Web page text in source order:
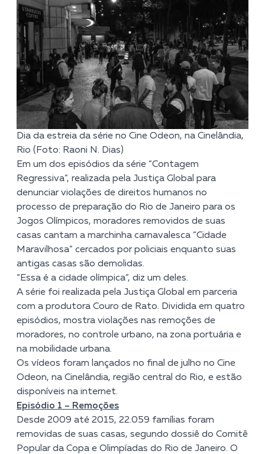
Dia da estreia da série no Cine Odeon, na Cinelândia,
Rio (Foto: Raoni N. Dias)
Em um dos episódios da série “Contagem
Regressiva”, realizada pela Justiça Global para
denunciar violações de direitos humanos no
processo de preparação do Rio de Janeiro para os
Jogos Olímpicos, moradores removidos de suas
casas cantam a marchinha carnavalesca “Cidade
Maravilhosa” cercados por policiais enquanto suas
antigas casas são demolidas.
“Essa é a cidade olímpica”, diz um deles.
A série foi realizada pela Justiça Global em parceria
com a produtora Couro de Rato. Dividida em quatro
episódios, mostra violações nas remoções de
moradores, no controle urbano, na zona portuária e
na mobilidade urbana.
Os vídeos foram lançados no final de julho no Cine
Odeon, na Cinelândia, região central do Rio, e estão
disponíveis na internet.
Episódio 1 – Remoções
Desde 2009 até 2015, 22.059 famílias foram
removidas de suas casas, segundo dossiê do Comitê
Popular da Copa e Olimpíadas do Rio de Janeiro. O